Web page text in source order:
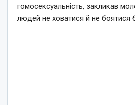
гомосексуальність, закликав
людей не ховатися й не боятися